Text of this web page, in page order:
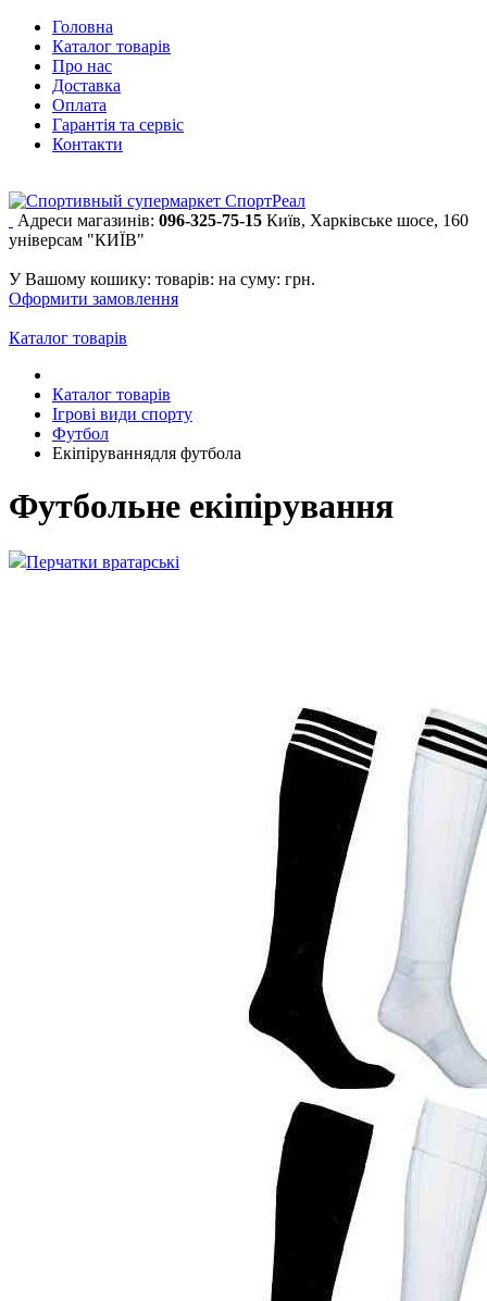
Головна
Каталог товарів
Про нас
Доставка
Оплата
Гарантія та сервіс
Контакти
Адреси магазинів: 096-325-75-15 Київ, Харківське шосе, 160
універсам "КИЇВ"
У Вашому кошику: товарів: на суму: грн.
Оформити замовлення
Каталог товарів
Каталог товарів
Ігрові види спорту
Футбол
Екіпіруваннядля футбола
Футбольне екіпірування
Перчатки вратарські